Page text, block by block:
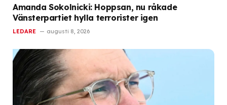
Amanda Sokolnicki: Hoppsan, nu råkade
Vänsterpartiet hylla terrorister igen
LEDARE augusti 8, 2026